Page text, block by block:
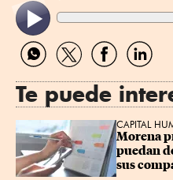
Compartir
por
Compartir
por
Compartir
por
Compartir
por
Te puede
CAPITAL
Morena
puedan
sus